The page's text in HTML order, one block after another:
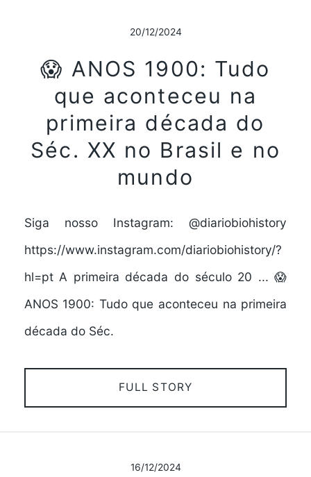
20/12/2024
😱 ANOS 1900: Tudo
que aconteceu na
primeira década do
Séc. XX no Brasil e no
mundo
Siga nosso Instagram: @diariobiohistory
https://www.instagram.com/diariobiohistory/?
hl=pt A primeira década do século 20 ... 😱
ANOS 1900: Tudo que aconteceu na primeira
década do Séc.
FULL STORY
16/12/2024